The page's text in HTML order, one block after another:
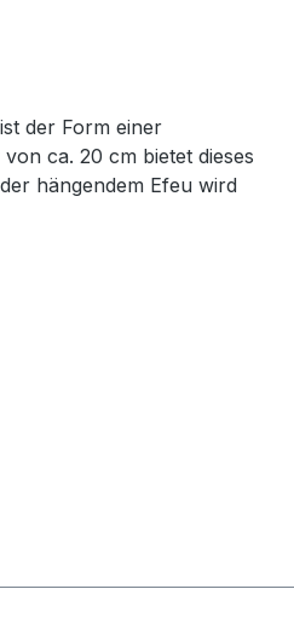
der Form einer
ca. 20 cm bietet dieses
hängendem Efeu wird